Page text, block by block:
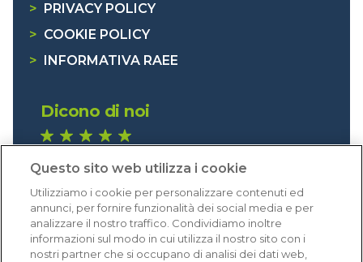
>
PRIVACY POLICY
> COOKIE POLICY
>
INFORMATIVA RAEE
Dicono di noi
Eccellente (4,8)
Acquisti verificati
Questo sito web utilizza i cookie
Utilizziamo i cookie per personalizzare contenuti ed
annunci, per fornire funzionalità dei social media e per
analizzare il nostro traffico. Condividiamo inoltre
informazioni sul modo in cui utilizza il nostro sito con i
nostri partner che si occupano di analisi dei dati web,